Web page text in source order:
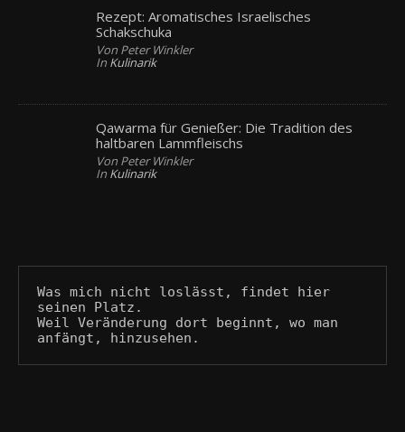
Rezept: Aromatisches Israelisches
Schakschuka
Von Peter Winkler
In Kulinarik
Qawarma für Genießer: Die Tradition des
haltbaren Lammfleischs
Von Peter Winkler
In Kulinarik
Was mich nicht loslässt, findet hier
seinen Platz.
Weil Veränderung dort beginnt, wo man
anfängt, hinzusehen.